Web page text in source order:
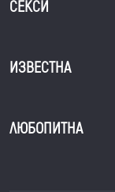
СЕКСИ
ИЗВЕСТНА
ЛЮБОПИТНА